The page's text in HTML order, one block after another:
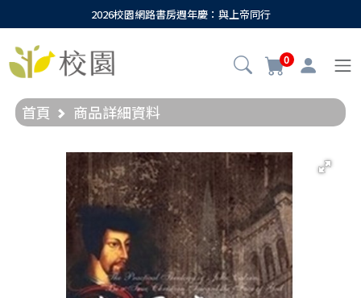
2026校園網路書房週年慶：與上帝同行
0
首頁 商品詳細資料